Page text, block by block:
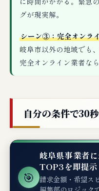
グが現実解。
シーン③：完全オンラ
岐阜市以外の地域でも
完全オンライン業者な
自分の条件で30
🎯
岐阜県事業者
TOP3を即提示
請求金額・希望ス